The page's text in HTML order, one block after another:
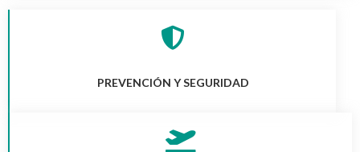
PREVENCIÓN Y SEGURIDAD